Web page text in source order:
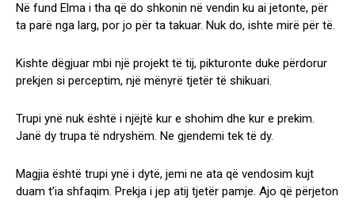
Në fund Elma i tha që do shkonin në vendin ku ai jetonte, për
ta parë nga larg, por jo për ta takuar. Nuk do, ishte mirë për të.
Kishte dëgjuar mbi një projekt të tij, pikturonte duke përdorur
prekjen si perceptim, një mënyrë tjetër të shikuari.
Trupi ynë nuk është i njëjtë kur e shohim dhe kur e prekim.
Janë dy trupa të ndryshëm. Ne gjendemi tek të dy.
Magjia është trupi ynë i dytë, jemi ne ata që vendosim kujt
duam t’ia shfaqim. Prekja i jep atij tjetër pamje. Ajo që përjeton